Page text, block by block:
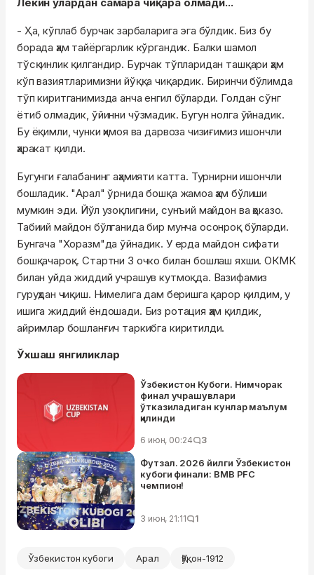
- Ҳа, кўплаб бурчак зарбаларига эга бўлдик. Биз бу
борада ҳам тайёргарлик кўргандик. Балки шамол
тўсқинлик қилгандир. Бурчак тўпларидан ташқари ҳам
кўп вазиятларимизни йўққа чиқардик. Биринчи бўлимда
тўп киритганимизда анча енгил бўларди. Голдан сўнг
ётиб олмадик, ўйинни чўзмадик. Бугун нолга ўйнадик.
Бу ёқимли, чунки ҳимоя ва дарвоза чизиғимиз ишончли
ҳаракат қилди.
Бугунги ғалабанинг аҳамияти катта. Турнирни ишончли
бошладик. "Арал" ўрнида бошқа жамоа ҳам бўлиши
мумкин эди. Йўл узоқлигини, сунъий майдон ва ҳоказо.
Табиий майдон бўлганида бир мунча осонроқ бўларди.
Бунгача "Хоразм"да ўйнадик. У ерда майдон сифати
бошқачароқ. Стартни 3 очко билан бошлаш яхши. ОКМК
билан уйда жиддий учрашув кутмоқда. Вазифамиз
гуруҳдан чиқиш. Нимелига дам беришга қарор қилдим, у
ишига жиддий ёндошади. Биз ротация ҳам қилдик,
айримлар бошланғич таркибга киритилди.
Ўхшаш янгиликлар
Ўзбекистон Кубоги. Нимчорак
финал учрашувлари
ўтказиладиган кунлар маълум
қилинди
6 июн, 00:24 3
Футзал. 2026 йилги Ўзбекистон
кубоги финали: BMB PFC
чемпион!
3 июн, 21:11 1
Ўзбекистон кубоги Арал Қўқон-1912